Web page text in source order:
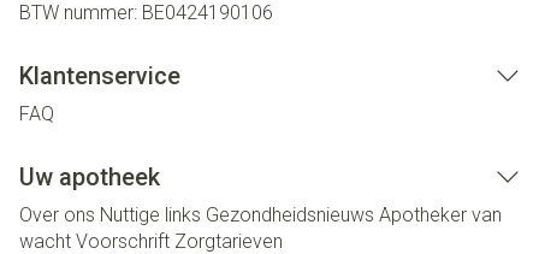
BTW nummer: BE0424190106
Klantenservice
FAQ
Uw apotheek
Over ons Nuttige links Gezondheidsnieuws Apotheker van
wacht Voorschrift Zorgtarieven